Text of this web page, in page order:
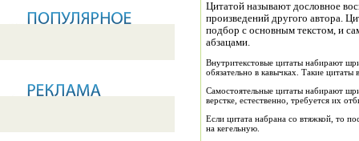
Цитатой называют дословное
произведений другого автора.
подбор с основным текстом, и
абзацами.
Внутритекстовые цитаты набирают
обязательно в кавычках. Такие цитаты
Самостоятельные цитаты набирают
верстке, естественно, требуется их
Если цитата набрана со втяжкой, то
на кегельную.